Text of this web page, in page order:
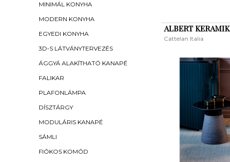
MINIMÁL KONYHA
MODERN KONYHA
EGYEDI KONYHA
3D-S LÁTVÁNYTERVEZÉS
ÁGGYÁ ALAKÍTHATÓ KANAPÉ
FALIKAR
PLAFONLÁMPA
DÍSZTÁRGY
MODULÁRIS KANAPÉ
SÁMLI
FIÓKOS KOMÓD
ALBERT KERAMIK
Cattelan Italia